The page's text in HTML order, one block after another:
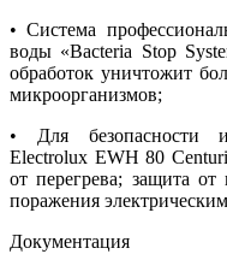
• Система
воды «Bacteria Stop
обработок уничтожит
микроорганизмов;
• Для безопасности
Electrolux EWH 80
от перегрева; защита
поражения
Документация